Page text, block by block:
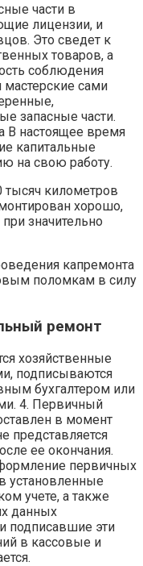
части в
лицензии, и
Это сведет к
товаров, а
соблюдения
сами
запасные части.
В настоящее время
капитальные
на свою работу.
тысяч километров
хорошо,
значительно
капремонта
поломкам в силу
ремонт
хозяйственные
подписываются
бухгалтером или
4. Первичный
в момент
представляется
ее окончания.
первичных
установленные
учете, а также
данных
подписавшие эти
в кассовые и